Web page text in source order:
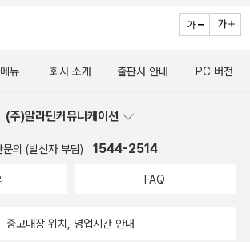
다. 과연 나도 여형사 유키히라처럼 책 속에서 뛰
를 작성해볼 수 있을런지...하우스 오브 나이트
기에 딱 좋은 듯 싶다. 하야카와가시리즈 - 책
재미있고 흥미진진할 듯 하다.신의 주사위 마크
년 8월 초판한정 작가 사인본이라니..... 무
. 얼른 구입해서 보고 싶은 책 ㅎㅎ대한민국 국
- 전3권 요시다 슈이치 지음, 이영미 옮김 / 노
. 행복을 좇는 것이 아니라 행복이 스스로 찾아
복’ ‘충만한 행복’으로 분류해 우리가 스스로 행
없잖아 있는데, 그건 어째서 일까요?이건 소설
수 있을지도! 과학적 두뇌 계발 그림 그리기 퍼
다. 에도쿠를 하는 동안 아이는 스스로 그림을 그
면서 예술적 추상사고를 갖게 된다.스도쿠 좋
뉴 회사 소개 출판사 안내 PC 버전
(주)알라딘커뮤니케이션
문의 (발신자 부담) 1544-2514
FAQ
중고매장 위치, 영업시간 안내